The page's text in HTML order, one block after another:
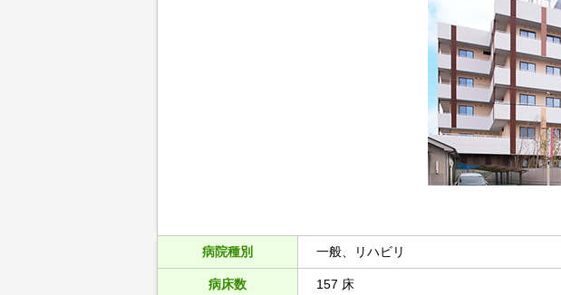
病院種別 一般、リハビリ
病床数 157 床